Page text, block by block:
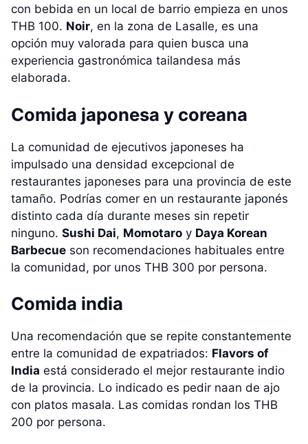
con bebida en un local de barrio empieza en unos
THB 100. Noir, en la zona de Lasalle, es una
opción muy valorada para quien busca una
experiencia gastronómica tailandesa más
elaborada.
Comida japonesa y coreana
La comunidad de ejecutivos japoneses ha
impulsado una densidad excepcional de
restaurantes japoneses para una provincia de este
tamaño. Podrías comer en un restaurante japonés
distinto cada día durante meses sin repetir
ninguno. Sushi Dai, Momotaro y Daya Korean
Barbecue son recomendaciones habituales entre
la comunidad, por unos THB 300 por persona.
Comida india
Una recomendación que se repite constantemente
entre la comunidad de expatriados: Flavors of
India está considerado el mejor restaurante indio
de la provincia. Lo indicado es pedir naan de ajo
con platos masala. Las comidas rondan los THB
200 por persona.